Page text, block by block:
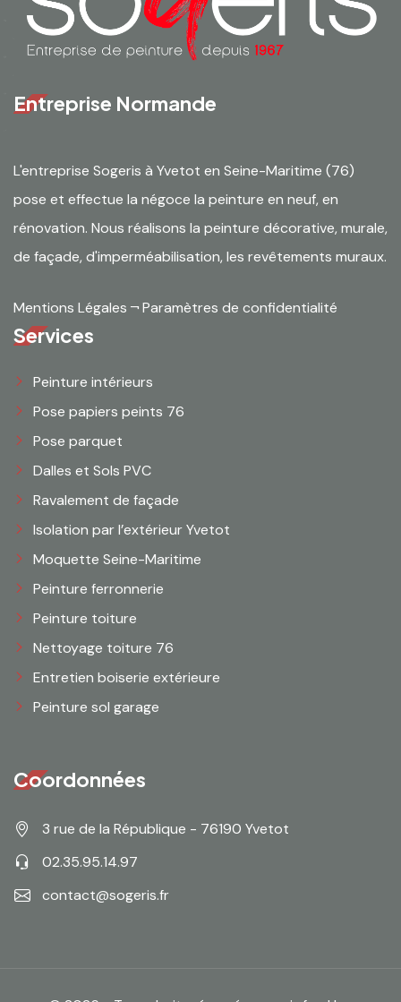
Entreprise Normande
L'entreprise Sogeris à Yvetot en Seine-Maritime (76)
pose et effectue la négoce la peinture en neuf, en
rénovation. Nous réalisons la peinture décorative, murale,
de façade, d'imperméabilisation, les revêtements muraux.
Mentions Légales ¬Paramètres de confidentialité
Services
Peinture intérieurs
Pose papiers peints 76
Pose parquet
Dalles et Sols PVC
Ravalement de façade
Isolation par l’extérieur Yvetot
Moquette Seine-Maritime
Peinture ferronnerie
Peinture toiture
Nettoyage toiture 76
Entretien boiserie extérieure
Peinture sol garage
Coordonnées
3 rue de la République - 76190 Yvetot
02.35.95.14.97
contact@sogeris.fr